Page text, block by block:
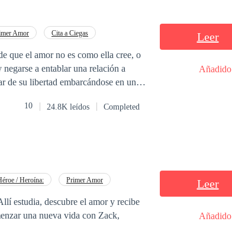
Amor Cita a Ciegas
que el amor no es como ella cree, o
a entablar una relación a
de su libertad embarcándose en un
el hijo del dueño de la línea de
10 24.8K leídos Completed
Leer
Añadido
/ Heroína: Primer Amor
estudia, descubre el amor y recibe
una nueva vida con Zack,
Leer
Añadido